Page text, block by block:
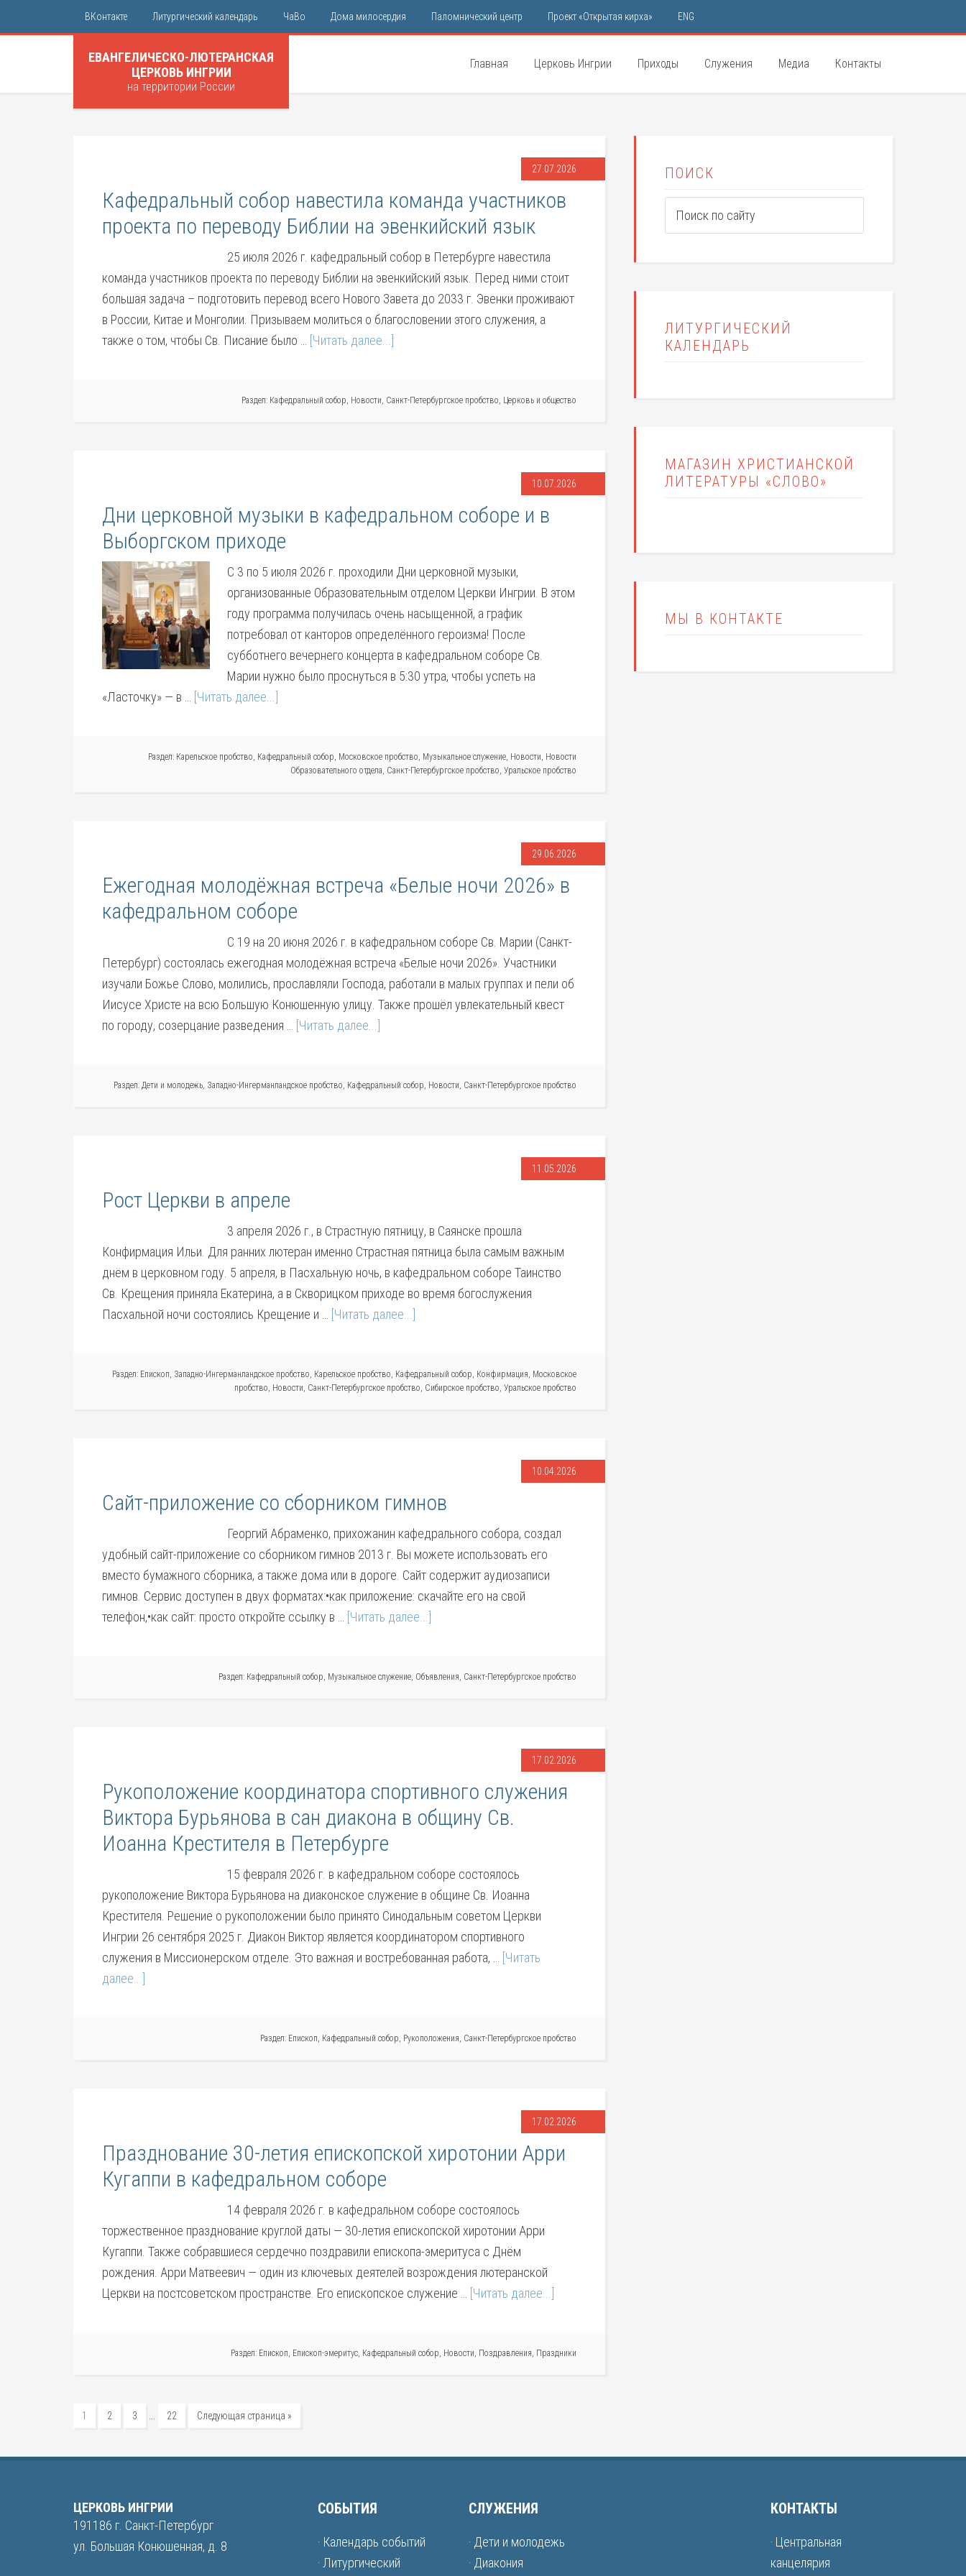
ВКонтакте Литургический календарь ЧаВо Дома милосердия Паломнический центр Проект «Открытая кирха» ENG
ЕВАНГЕЛИЧЕСКО-ЛЮТЕРАНСКАЯ
ЦЕРКОВЬ ИНГРИИ
на территории России
Главная Церковь Ингрии Приходы Служения Медиа Контакты
27.07.2026
Кафедральный собор навестила команда участников
проекта по переводу Библии на эвенкийский язык
25 июля 2026 г. кафедральный собор в Петербурге навестила
команда участников проекта по переводу Библии на эвенкийский язык. Перед ними стоит
большая задача – подготовить перевод всего Нового Завета до 2033 г. Эвенки проживают
в России, Китае и Монголии. Призываем молиться о благословении этого служения, а
также о том, чтобы Св. Писание было …
[Читать далее...]
Раздел: Кафедральный собор, Новости, Санкт-Петербургское пробство, Церковь и общество
10.07.2026
Дни церковной музыки в кафедральном соборе и в
Выборгском приходе
С 3 по 5 июля 2026 г. проходили Дни церковной музыки,
организованные Образовательным отделом Церкви Ингрии. В этом
году программа получилась очень насыщенной, а график
потребовал от канторов определённого героизма! После
субботнего вечернего концерта в кафедральном соборе Св.
Марии нужно было проснуться в 5:30 утра, чтобы успеть на
«Ласточку» — в …
[Читать далее...]
Раздел: Карельское пробство, Кафедральный собор, Московское пробство, Музыкальное служение, Новости, Новости
Образовательного отдела, Санкт-Петербургское пробство, Уральское пробство
29.06.2026
Ежегодная молодёжная встреча «Белые ночи 2026» в
кафедральном соборе
С 19 на 20 июня 2026 г. в кафедральном соборе Св. Марии (Санкт-
Петербург) состоялась ежегодная молодёжная встреча «Белые ночи 2026». Участники
изучали Божье Слово, молились, прославляли Господа, работали в малых группах и пели об
Иисусе Христе на всю Большую Конюшенную улицу. Также прошёл увлекательный квест
по городу, созерцание разведения …
[Читать далее...]
Раздел: Дети и молодежь, Западно-Ингерманландское пробство, Кафедральный собор, Новости, Санкт-Петербургское пробство
11.05.2026
Рост Церкви в апреле
3 апреля 2026 г., в Страстную пятницу, в Саянске прошла
Конфирмация Ильи. Для ранних лютеран именно Страстная пятница была самым важным
днём в церковном году. 5 апреля, в Пасхальную ночь, в кафедральном соборе Таинство
Св. Крещения приняла Екатерина, а в Скворицком приходе во время богослужения
Пасхальной ночи состоялись Крещение и …
[Читать далее...]
Раздел: Епископ, Западно-Ингерманландское пробство, Карельское пробство, Кафедральный собор, Конфирмация, Московское
пробство, Новости, Санкт-Петербургское пробство, Сибирское пробство, Уральское пробство
10.04.2026
Сайт-приложение со сборником гимнов
Георгий Абраменко, прихожанин кафедрального собора, создал
удобный сайт-приложение со сборником гимнов 2013 г. Вы можете использовать его
вместо бумажного сборника, а также дома или в дороге. Сайт содержит аудиозаписи
гимнов. Сервис доступен в двух форматах:•как приложение: скачайте его на свой
телефон,•как сайт: просто откройте ссылку в …
[Читать далее...]
Раздел: Кафедральный собор, Музыкальное служение, Объявления, Санкт-Петербургское пробство
17.02.2026
Рукоположение координатора спортивного служения
Виктора Бурьянова в сан диакона в общину Св.
Иоанна Крестителя в Петербурге
15 февраля 2026 г. в кафедральном соборе состоялось
рукоположение Виктора Бурьянова на диаконское служение в общине Св. Иоанна
Крестителя. Решение о рукоположении было принято Синодальным советом Церкви
Ингрии 26 сентября 2025 г. Диакон Виктор является координатором спортивного
служения в Миссионерском отделе. Это важная и востребованная работа, …
[Читать
далее...]
Раздел: Епископ, Кафедральный собор, Рукоположения, Санкт-Петербургское пробство
17.02.2026
Празднование 30-летия епископской хиротонии Арри
Кугаппи в кафедральном соборе
14 февраля 2026 г. в кафедральном соборе состоялось
торжественное празднование круглой даты — 30-летия епископской хиротонии Арри
Кугаппи. Также собравшиеся сердечно поздравили епископа-эмеритуса с Днём
рождения. Арри Матвеевич — один из ключевых деятелей возрождения лютеранской
Церкви на постсоветском пространстве. Его епископское служение …
[Читать далее...]
Раздел: Епископ, Епископ-эмеритус, Кафедральный собор, Новости, Поздравления, Праздники
1 2 3 22 Следующая страница »
ПОИСК
ЛИТУРГИЧЕСКИЙ
КАЛЕНДАРЬ
МАГАЗИН ХРИСТИАНСКОЙ
ЛИТЕРАТУРЫ «СЛОВО»
МЫ В КОНТАКТЕ
ЦЕРКОВЬ ИНГРИИ
191186 г. Санкт-Петербург
ул. Большая Конюшенная, д. 8
СОБЫТИЯ
· Календарь событий
· Литургический
СЛУЖЕНИЯ
· Дети и молодежь
· Диакония
КОНТАКТЫ
· Центральная
канцелярия